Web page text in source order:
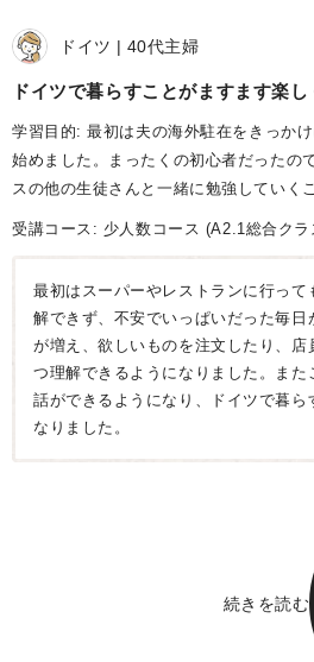
ドイツ 40代主婦
ドイツで暮らすことがますます楽
学習目的: 最初は夫の海外駐在をきっか
始めました。まったくの初心者だったの
スの他の生徒さんと一緒に勉強していく
とができました。
受講コース: 少人数コース (A2.1総合クラ
最初はスーパーやレストランに行って
解できず、不安でいっぱいだった毎日
が増え、欲しいものを注文したり、店
つ理解できるようになりました。また
話ができるようになり、ドイツで暮ら
なりました。
続きを読む